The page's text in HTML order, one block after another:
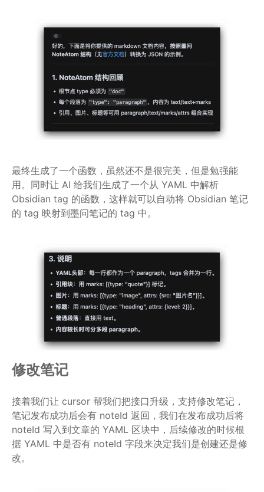
最终生成了一个函数，虽然还不是很完美，但是勉强能
用。同时让 AI 给我们生成了一个从 YAML 中解析
Obsidian tag 的函数，这样就可以自动将 Obsidian 笔记
的 tag 映射到墨问笔记的 tag 中。
修改笔记
接着我们让 cursor 帮我们把接口升级，支持修改笔记，
笔记发布成功后会有 noteId 返回，我们在发布成功后将
noteId 写入到文章的 YAML 区块中，后续修改的时候根
据 YAML 中是否有 noteId 字段来决定我们是创建还是修
改。